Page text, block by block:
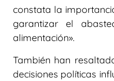
constata la
garantizar el
alimentación».
También han
decisiones políticas